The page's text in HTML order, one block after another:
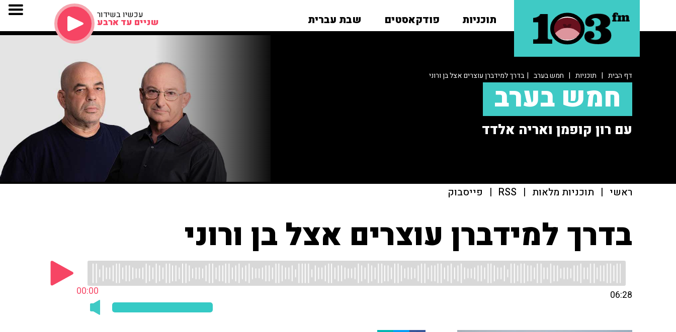
תוכניות פודקאסטים שבת עברית עכשיו בשידור
שניים עד ארבע
דף הבית | תוכניות | חמש בערב | בדרך למידברן עוצרים אצל בן ורוני
חמש בערב
עם רון קופמן ואריה אלדד
ראשי | תוכניות מלאות |
RSS
| פייסבוק
בדרך למידברן עוצרים אצל בן ורוני
00:00 06:28